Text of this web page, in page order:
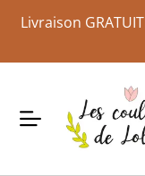
Livraison